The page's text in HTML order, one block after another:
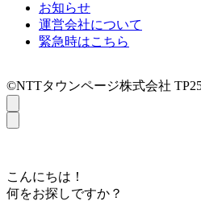
お知らせ
運営会社について
緊急時はこちら
©NTTタウンページ株式会社
こんにちは！
何をお探しですか？